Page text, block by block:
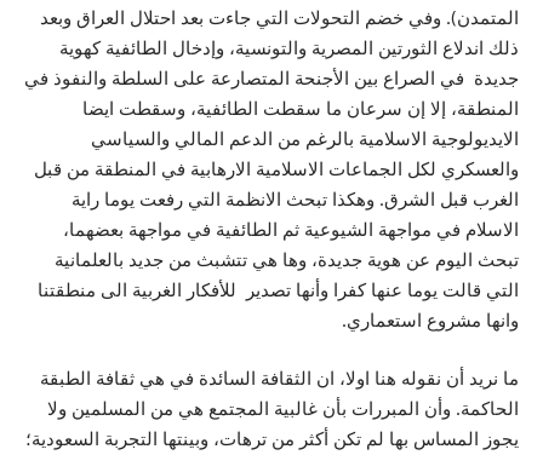
المتمدن). وفي خضم التحولات التي جاءت بعد احتلال العراق وبعد
ذلك اندلاع الثورتين المصرية والتونسية، وإدخال الطائفية كهوية
جديدة في الصراع بين الأجنحة المتصارعة على السلطة والنفوذ في
المنطقة، إلا إن سرعان ما سقطت الطائفية، وسقطت ايضا
الايديولوجية الاسلامية بالرغم من الدعم المالي والسياسي
والعسكري لكل الجماعات الاسلامية الارهابية في المنطقة من قبل
الغرب قبل الشرق. وهكذا تبحث الانظمة التي رفعت يوما راية
الاسلام في مواجهة الشيوعية ثم الطائفية في مواجهة بعضهما،
تبحث اليوم عن هوية جديدة، وها هي تتشبث من جديد بالعلمانية
التي قالت يوما عنها كفرا وأنها تصدير للأفكار الغربية الى منطقتنا
وانها مشروع استعماري.
ما نريد أن نقوله هنا اولا، ان الثقافة السائدة في هي ثقافة الطبقة
الحاكمة. وأن المبررات بأن غالبية المجتمع هي من المسلمين ولا
يجوز المساس بها لم تكن أكثر من ترهات، وبينتها التجربة السعودية؛